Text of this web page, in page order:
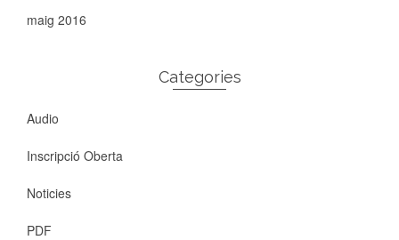
maig 2016
Categories
Audio
Inscripció Oberta
Noticies
PDF